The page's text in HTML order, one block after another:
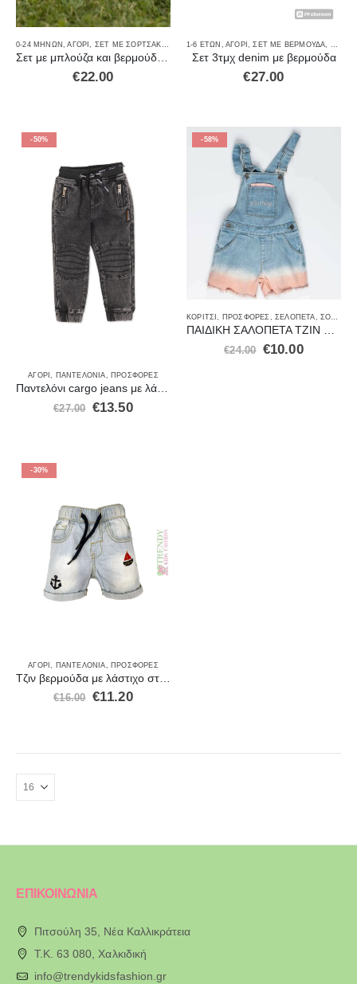
0-24 ΜΗΝΏΝ ,ΑΓΌΡΙ ΣΕΤ ΜΕ ΣΟΡΤΣΑΚΙ ΣΕΤ ΡΟΎΧΑ
€22.00
1-6 ΕΤΏΝ ,ΑΓΌΡΙ ,ΣΕΤ ΜΕ ΒΕΡΜΟΎΔΑ
Σετ 3τμχ denim με βερμούδα
€27.00
-50%
ΑΓΌΡΙ, ΠΑΝΤΕΛΌΝΙΑ, ΠΡΟΣΦΟΡΈΣ
Παντελόνι cargo jeans με λάστιχο 97%cotton-3%ela 202
€27.00 €13.50
-58%
ΚΟΡΊΤΣΙ, ΠΡΟΣΦΟΡΈΣ,ΣΕΛΟΠΈΤΑ,ΣΟΡΤΣ
ΠΑΙΔΙΚΗ ΣΑΛΟΠΕΤΑ ΤΖΙΝ ΜΠΛΕ ΡΟΖ NEW COLLEGE
€24.00 €10.00
-30%
ΑΓΌΡΙ ΠΑΝΤΕΛΌΝΙΑ ΠΡΟΣΦΟΡΈΣ
€16.00 €11.20
ΕΠΙΚΟΙΝΩΝΙΑ
Πιτσούλη 35, Νέα Καλλικράτεια
T.K. 63 080, Χαλκιδική
info@trendykidsfashion.gr